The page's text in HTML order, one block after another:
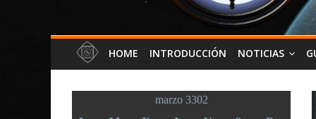
HOME INTRODUCCIÓN NOTICIAS
marzo 3302